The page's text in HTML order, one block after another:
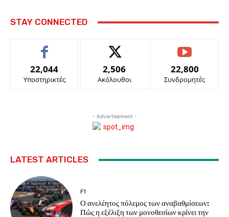
STAY CONNECTED
22,044
Υποστηρικτές
2,506
Ακόλουθοι
22,800
Συνδρομητές
- Advertisement -
LATEST ARTICLES
F1
Ο ανελέητος πόλεμος των αναβαθμίσεων:
Πώς η εξέλιξη των μονοθεσίων κρίνει την